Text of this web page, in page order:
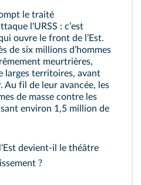
le traité
l'URSS : cʼest
ouvre le front de lʼEst.
de six millions dʼhommes
meurtrières,
larges territoires, avant
Au fil de leur avancée, les
de masse contre les
environ 1,5 million de
devient-il le théâtre
?